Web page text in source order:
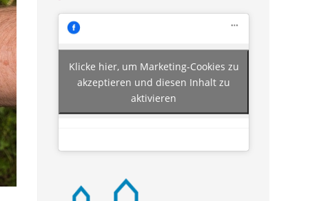
Klicke hier, um Marketing-Cookies zu
akzeptieren und diesen Inhalt zu
aktivieren